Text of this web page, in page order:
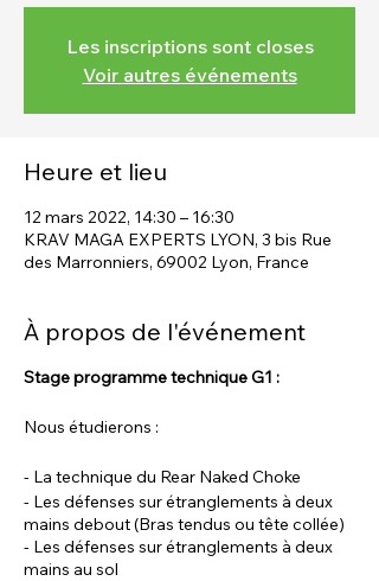
Les inscriptions sont closes
Voir autres événements
Heure et lieu
12 mars 2022, 14:30 – 16:30
KRAV MAGA EXPERTS LYON, 3 bis Rue
des Marronniers, 69002 Lyon, France
À propos de l'événement
Stage programme technique G1 :
Nous étudierons :
- La technique du Rear Naked Choke
- Les défenses sur étranglements à deux
mains debout (Bras tendus ou tête collée)
- Les défenses sur étranglements à deux
mains au sol